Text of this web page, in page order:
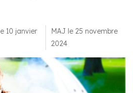
10 janvier
MAJ le 25 novembre
2024